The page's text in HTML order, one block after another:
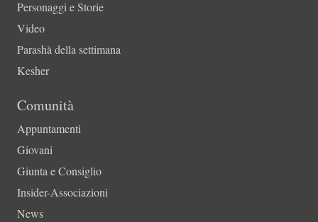
Personaggi e Storie
Video
Parashà della settimana
Kesher
Comunità
Appuntamenti
Giovani
Giunta e Consiglio
Insider-Associazioni
News